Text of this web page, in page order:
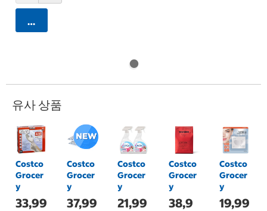
카트에 담기
유사 상품
Costco
Grocer
y
33,99
Costco
Grocer
y
37,99
Costco
Grocer
y
21,99
Costco
Grocer
y
38,9
Costco
Grocer
y
19,99